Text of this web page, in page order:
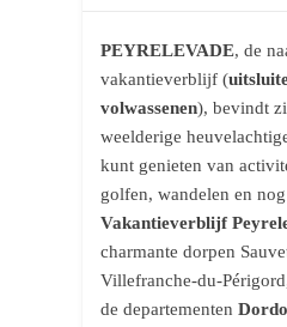
PEYRELEVADE, de
vakantieverblijf (
volwassenen), bevindt
weelderige
kunt genieten van
golfen, wandelen en
Vakantieverblijf
charmante dorpen
Villefranche-du-
de departementen